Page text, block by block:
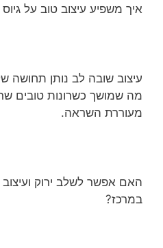
איך משפיע עיצוב טוב על
עיצוב שובה לב נותן תחושה
מה שמושך כשרונות טובים
מעוררת השראה.
האם אפשר לשלב ירוק
במרכז?